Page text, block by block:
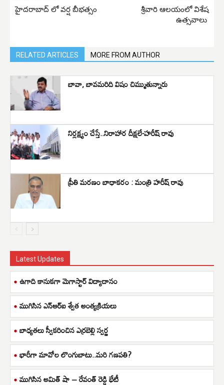
హైదరాబాద్ లో వర్ష బీభత్సం
శ్రీవారి ఆలయంలో విశేష
ఉత్సవాలు
RELATED ARTICLES MORE FROM AUTHOR
బావా, బావమరిది విషం చిమ్ముతున్నారు
నిర్లక్ష్యం చేస్తే..నిరాహార దీక్షలే-హరీష్ రావు
ప్రీతి మరణం బాధాకరం : మంత్రి హరీష్ రావు
Latest Updates
ఉగాది కానుకగా మెగాస్టార్ విద్యాదానం
ముగిసిన ఎన్ఆర్ఐ శ్వేత అంత్యక్రియలు
బాధ్యతలు స్వీకరించిన ఎర్రబెల్లి స్వర్ణ
భారీగా మావోల లొంగుబాటు..మరి గణపతి?
ముగిసిన అమిత్ షా – రేవంత్ రెడ్డి భేటీ